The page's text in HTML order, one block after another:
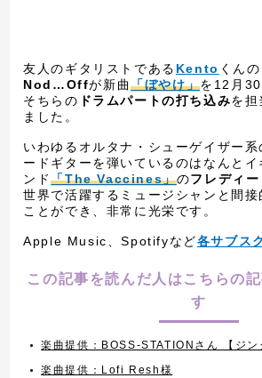
友人のギタリストである Kento くん
Nod…Offが新曲「ぼやけ」を12月30
そちらの ドラムパートの打ち込みを担
ました。
いわゆるオルタナ・シューゲイザー系
ードギターを弾いているのはなんと
ンド「The Vaccines」のフレディ
世界で活躍するミュージシャンと間
ことができ、非常に光栄です。
Apple Music、Spotifyなど各サブスク
この記事を読んだ人はこちらの
す
楽曲提供：BOSS-STATIONさん 【ジン
楽曲提供：Lofi Resh様